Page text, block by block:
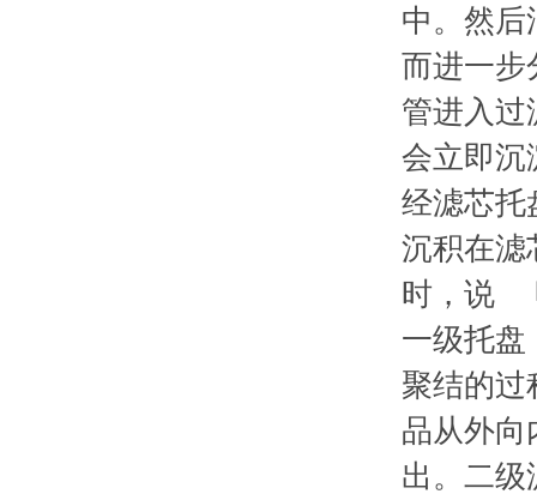
中。然后
而进一
管进入
会立即
经滤芯
沉积在滤
时，说
一级托
聚结的
品从外
出。二级